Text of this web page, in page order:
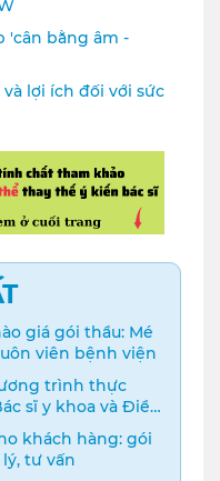
'cân bằng âm -
lợi ích đối với sức
giá gói thầu: Mé
viên bệnh viện
trình thực
sĩ y khoa và Điều
khách hàng: gói
tư vấn